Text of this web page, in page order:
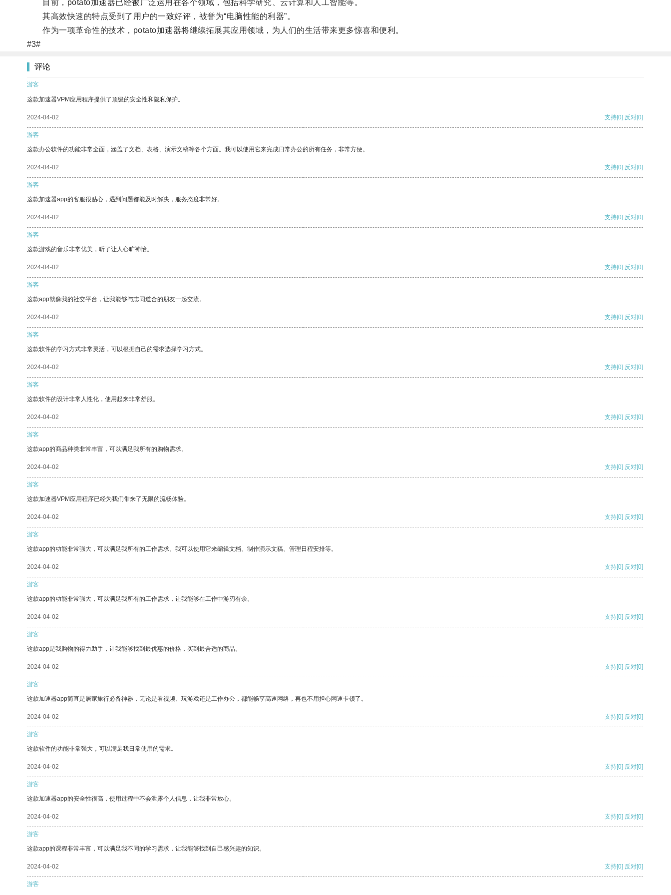
目前，potato加速器已经被广泛运用在各个领域，包括科学研究、云计算和人工智能等。
其高效快速的特点受到了用户的一致好评，被誉为“电脑性能的利器”。
作为一项革命性的技术，potato加速器将继续拓展其应用领域，为人们的生活带来更多惊喜和便利。
#3#
评论
游客
这款加速器VPM应用程序提供了顶级的安全性和隐私保护。
2024-04-02 支持[0] 反对[0]
游客
这款办公软件的功能非常全面，涵盖了文档、表格、演示文稿等各个方面。我可以使用它来完成日常办公的所有任务，非常方便。
2024-04-02 支持[0] 反对[0]
游客
这款加速器app的客服很贴心，遇到问题都能及时解决，服务态度非常好。
2024-04-02 支持[0] 反对[0]
游客
这款游戏的音乐非常优美，听了让人心旷神怡。
2024-04-02 支持[0] 反对[0]
游客
这款app就像我的社交平台，让我能够与志同道合的朋友一起交流。
2024-04-02 支持[0] 反对[0]
游客
这款软件的学习方式非常灵活，可以根据自己的需求选择学习方式。
2024-04-02 支持[0] 反对[0]
游客
这款软件的设计非常人性化，使用起来非常舒服。
2024-04-02 支持[0] 反对[0]
游客
这款app的商品种类非常丰富，可以满足我所有的购物需求。
2024-04-02 支持[0] 反对[0]
游客
这款加速器VPM应用程序已经为我们带来了无限的流畅体验。
2024-04-02 支持[0] 反对[0]
游客
这款app的功能非常强大，可以满足我所有的工作需求。我可以使用它来编辑文档、制作演示文稿、管理日程安排等。
2024-04-02 支持[0] 反对[0]
游客
这款app的功能非常强大，可以满足我所有的工作需求，让我能够在工作中游刃有余。
2024-04-02 支持[0] 反对[0]
游客
这款app是我购物的得力助手，让我能够找到最优惠的价格，买到最合适的商品。
2024-04-02 支持[0] 反对[0]
游客
这款加速器app简直是居家旅行必备神器，无论是看视频、玩游戏还是工作办公，都能畅享高速网络，再也不用担心网速卡顿了。
2024-04-02 支持[0] 反对[0]
游客
这款软件的功能非常强大，可以满足我日常使用的需求。
2024-04-02 支持[0] 反对[0]
游客
这款加速器app的安全性很高，使用过程中不会泄露个人信息，让我非常放心。
2024-04-02 支持[0] 反对[0]
游客
这款app的课程非常丰富，可以满足我不同的学习需求，让我能够找到自己感兴趣的知识。
2024-04-02 支持[0] 反对[0]
游客